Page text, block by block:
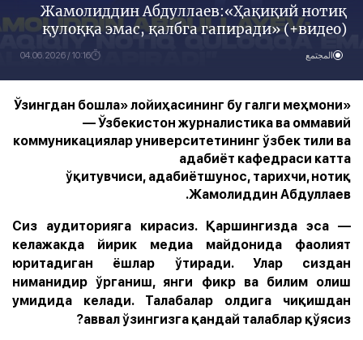
Жамолиддин Абдуллаев:«Ҳақиқий нотиқ
қулоққа эмас, қалбга гапиради» (+видео)
المجتمع 10:16 / 04.06.2026
«Ўзингдан бошла» лойиҳасининг бу галги меҳмони
— Ўзбекистон журналистика ва оммавий
коммуникациялар университетининг ўзбек тили ва
адабиёт кафедраси катта
ўқитувчиси, адабиётшунос, тарихчи, нотиқ
Жамолиддин Абдуллаев.
— Сиз аудиторияга кирасиз. Қаршингизда эса
келажакда йирик медиа майдонида фаолият
юритадиган ёшлар ўтиради. Улар сиздан
ниманидир ўрганиш, янги фикр ва билим олиш
умидида келади. Талабалар олдига чиқишдан
аввал ўзингизга қандай талаблар қўясиз?